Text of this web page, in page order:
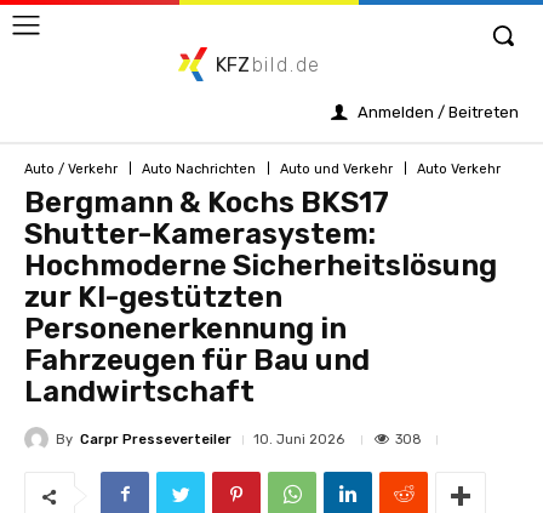
KFZ bild.de
Anmelden / Beitreten
Auto / Verkehr Auto Nachrichten Auto und Verkehr Auto Verkehr
Bergmann & Kochs BKS17
Shutter-Kamerasystem:
Hochmoderne Sicherheitslösung
zur KI-gestützten
Personenerkennung in
Fahrzeugen für Bau und
Landwirtschaft
By Carpr Presseverteiler 10. Juni 2026 308